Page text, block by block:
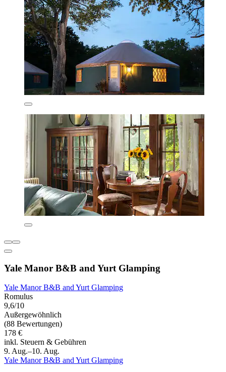
Yale Manor B&B and Yurt Glamping
Yale Manor B&B and Yurt Glamping
Romulus
9,6/10
Außergewöhnlich
(88 Bewertungen)
178 €
inkl. Steuern & Gebühren
9. Aug.–10. Aug.
Yale Manor B&B and Yurt Glamping